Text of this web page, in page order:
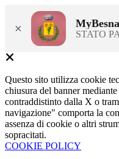
× STATO
Questo sito utilizza cookie
chiusura del banner
contraddistinto dalla X o
navigazione" comporta la
assenza di cookie o altri
sopracitati.
COOKIE POLICY